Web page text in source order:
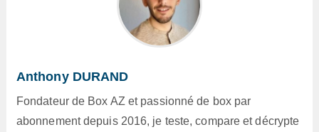
Anthony DURAND
Fondateur de Box AZ et passionné de box par
abonnement depuis 2016, je teste, compare et décrypte